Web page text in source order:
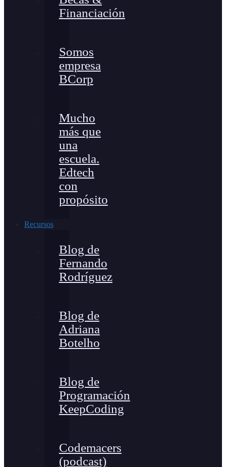
Financiación
Somos
empresa
BCorp
Mucho
más que
una
escuela.
Edtech
con
propósito
Recursos
Blog de
Fernando
Rodríguez
Blog de
Adriana
Botelho
Blog de
Programación
KeepCoding
Codemacers
(podcast)